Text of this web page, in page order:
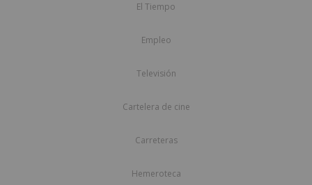
El Tiempo
Empleo
Televisión
Cartelera de cine
Carreteras
Hemeroteca